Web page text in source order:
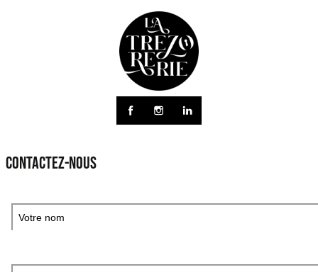
CONTACTEZ-NOUS